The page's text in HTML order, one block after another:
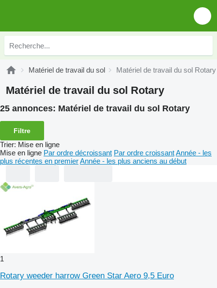
Matériel de travail du sol Matériel de travail du sol Rotary
Matériel de travail du sol Rotary
25 annonces: Matériel de travail du sol Rotary
Filtre
Trier: Mise en ligne
Mise en ligne Par ordre décroissant Par ordre croissantAnnée - les
plus récentes en premierAnnée - les plus anciens au début
1
Rotary weeder harrow Green Star Aero 9,5 Euro